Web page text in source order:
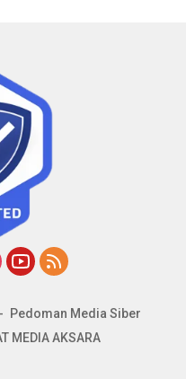
Pedoman Media Siber
MEDIA AKSARA